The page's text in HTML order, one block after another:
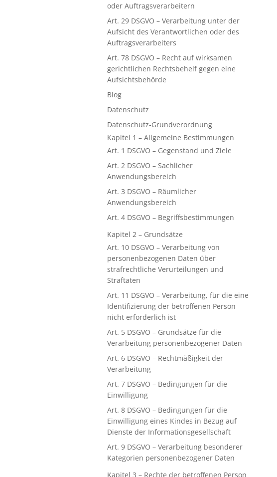
oder Auftragsverarbeitern
Art. 29 DSGVO – Verarbeitung unter der
Aufsicht des Verantwortlichen oder des
Auftragsverarbeiters
Art. 78 DSGVO – Recht auf wirksamen
gerichtlichen Rechtsbehelf gegen eine
Aufsichtsbehörde
Blog
Datenschutz
Datenschutz-Grundverordnung
Kapitel 1 – Allgemeine Bestimmungen
Art. 1 DSGVO – Gegenstand und Ziele
Art. 2 DSGVO – Sachlicher
Anwendungsbereich
Art. 3 DSGVO – Räumlicher
Anwendungsbereich
Art. 4 DSGVO – Begriffsbestimmungen
Kapitel 2 – Grundsätze
Art. 10 DSGVO – Verarbeitung von
personenbezogenen Daten über
strafrechtliche Verurteilungen und
Straftaten
Art. 11 DSGVO – Verarbeitung, für die eine
Identifizierung der betroffenen Person
nicht erforderlich ist
Art. 5 DSGVO – Grundsätze für die
Verarbeitung personenbezogener Daten
Art. 6 DSGVO – Rechtmäßigkeit der
Verarbeitung
Art. 7 DSGVO – Bedingungen für die
Einwilligung
Art. 8 DSGVO – Bedingungen für die
Einwilligung eines Kindes in Bezug auf
Dienste der Informationsgesellschaft
Art. 9 DSGVO – Verarbeitung besonderer
Kategorien personenbezogener Daten
Kapitel 3 – Rechte der betroffenen Person